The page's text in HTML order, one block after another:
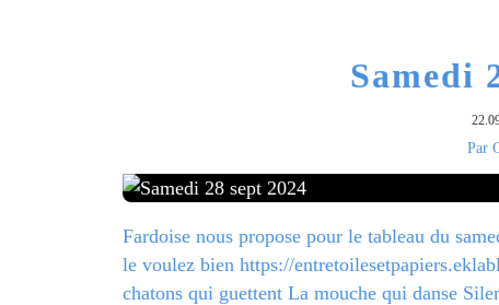
Samedi
Par
Fardoise nous propose pour le tableau du
le voulez bien https://
chatons qui guettent La mouche qui danse